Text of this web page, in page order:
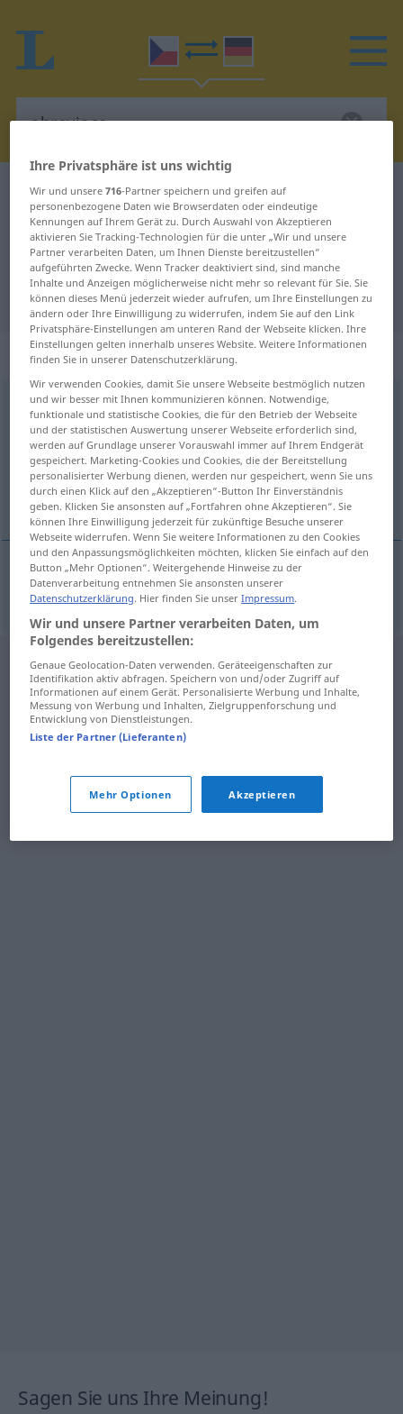
Tschechisch-Deutsch Wörterbuch abreviace
Tschechisch-Deutsch Übersetzung
für "abreviace"
"abreviace" Deutsch Übersetzung
„abreviace“: feminin
abreviacef
Übersicht aller Übersetzungen
(Für mehr Details die Übersetzung anklicken/antippen)
Abkürzung
Abkürzungf abreviace
Sagen Sie uns Ihre Meinung!
Ihre Privatsphäre ist uns wichtig
Wir und unsere716-Partner speichern und greifen auf
personenbezogene Daten wie Browserdaten oder eindeutige
Kennungen auf Ihrem Gerät zu. Durch Auswahl von Akzeptieren
aktivieren Sie Tracking-Technologien für die unter „Wir und unsere
Partner verarbeiten Daten, um Ihnen Dienste bereitzustellen“
aufgeführten Zwecke. Wenn Tracker deaktiviert sind, sind manche
Inhalte und Anzeigen möglicherweise nicht mehr so relevant für Sie. Sie
können dieses Menü jederzeit wieder aufrufen, um Ihre Einstellungen zu
ändern oder Ihre Einwilligung zu widerrufen, indem Sie auf den Link
Privatsphäre-Einstellungen am unteren Rand der Webseite klicken. Ihre
Einstellungen gelten innerhalb unseres Website. Weitere Informationen
finden Sie in unserer Datenschutzerklärung.
Wir verwenden Cookies, damit Sie unsere Webseite bestmöglich nutzen
und wir besser mit Ihnen kommunizieren können. Notwendige,
funktionale und statistische Cookies, die für den Betrieb der Webseite
und der statistischen Auswertung unserer Webseite erforderlich sind,
werden auf Grundlage unserer Vorauswahl immer auf Ihrem Endgerät
gespeichert. Marketing-Cookies und Cookies, die der Bereitstellung
personalisierter Werbung dienen, werden nur gespeichert, wenn Sie uns
durch einen Klick auf den „Akzeptieren“-Button Ihr Einverständnis
geben. Klicken Sie ansonsten auf „Fortfahren ohne Akzeptieren“. Sie
können Ihre Einwilligung jederzeit für zukünftige Besuche unserer
Webseite widerrufen. Wenn Sie weitere Informationen zu den Cookies
und den Anpassungsmöglichkeiten möchten, klicken Sie einfach auf den
Button „Mehr Optionen“. Weitergehende Hinweise zu der
Datenverarbeitung entnehmen Sie ansonsten unserer
Datenschutzerklärung. Hier finden Sie unserImpressum.
Wir und unsere Partner verarbeiten Daten, um
Folgendes bereitzustellen:
Genaue Geolocation-Daten verwenden. Geräteeigenschaften zur
Identifikation aktiv abfragen. Speichern von und/oder Zugriff auf
Informationen auf einem Gerät. Personalisierte Werbung und Inhalte,
Messung von Werbung und Inhalten, Zielgruppenforschung und
Entwicklung von Dienstleistungen.
Liste der Partner (Lieferanten)
Mehr Optionen Akzeptieren